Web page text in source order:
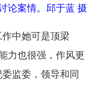
论案情。邱于蓝 摄
中她可是顶梁
力也很强，作风更
监委，领导和同